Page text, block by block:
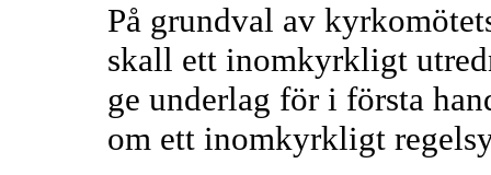
På grundval av
skall ett inomkyrkligt
ge underlag för i första
om ett inomkyrkligt